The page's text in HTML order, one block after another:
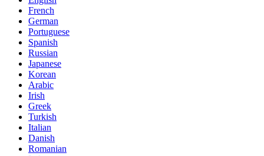
French
German
Portuguese
Spanish
Russian
Japanese
Korean
Arabic
Irish
Greek
Turkish
Italian
Danish
Romanian